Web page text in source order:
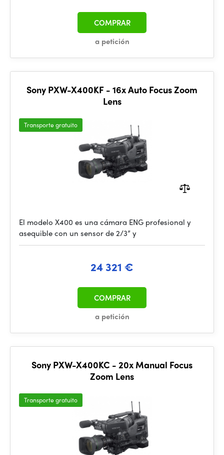
a petición
COMPRAR
Sony PXW-X400KF - 16x Auto Focus Zoom
Lens
Transporte gratuito
El modelo X400 es una cámara ENG profesional y
asequible con un sensor de 2/3” y
24 321 €
a petición
COMPRAR
Sony PXW-X400KC - 20x Manual Focus
Zoom Lens
Transporte gratuito